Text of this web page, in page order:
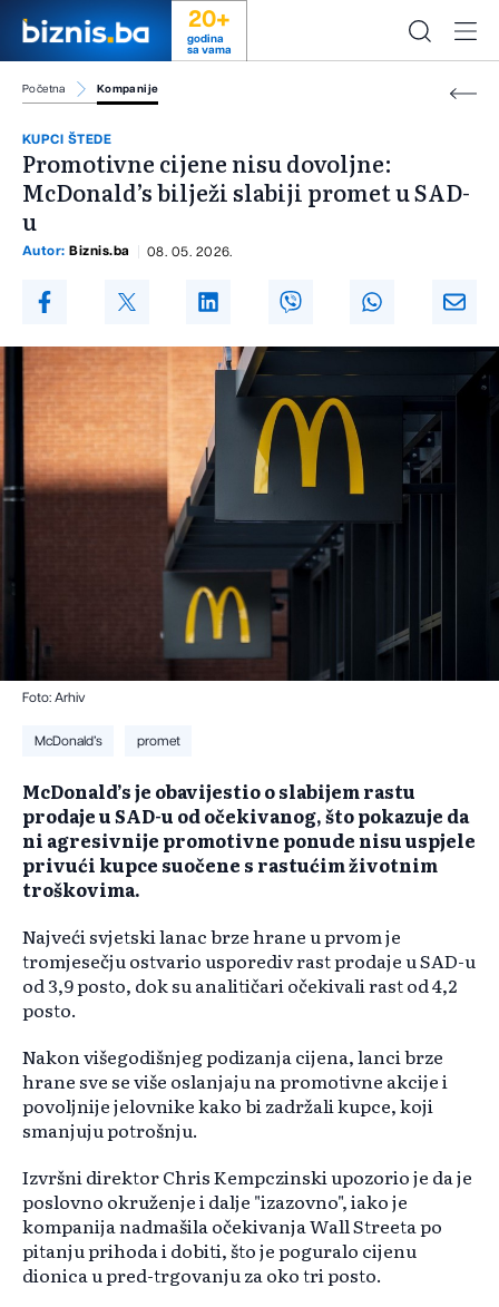
20+
godina
sa vama
Početna Kompanije
KUPCI ŠTEDE
Promotivne cijene nisu dovoljne:
McDonald’s bilježi slabiji promet u SAD-
u
Autor: Biznis.ba 08. 05. 2026.
Foto: Arhiv
McDonald’s promet
McDonald’s je obavijestio o slabijem rastu
prodaje u SAD-u od očekivanog, što pokazuje da
ni agresivnije promotivne ponude nisu uspjele
privući kupce suočene s rastućim životnim
troškovima.
Najveći svjetski lanac brze hrane u prvom je
tromjesečju ostvario usporediv rast prodaje u SAD-u
od 3,9 posto, dok su analitičari očekivali rast od 4,2
posto.
Nakon višegodišnjeg podizanja cijena, lanci brze
hrane sve se više oslanjaju na promotivne akcije i
povoljnije jelovnike kako bi zadržali kupce, koji
smanjuju potrošnju.
Izvršni direktor Chris Kempczinski upozorio je da je
poslovno okruženje i dalje "izazovno", iako je
kompanija nadmašila očekivanja Wall Streeta po
pitanju prihoda i dobiti, što je poguralo cijenu
dionica u pred-trgovanju za oko tri posto.